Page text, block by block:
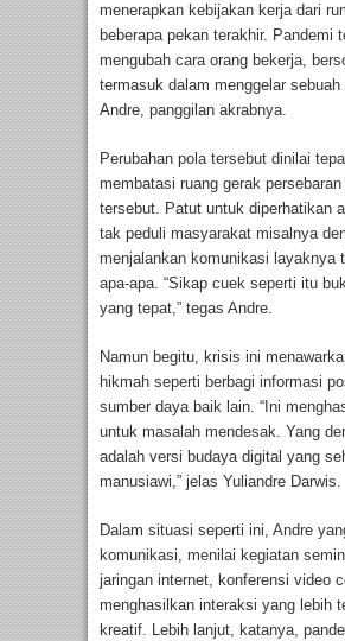
menerapkan kebijakan kerja dari
beberapa pekan terakhir. Pandemi
mengubah cara orang bekerja,
termasuk dalam menggelar sebuah
Andre, panggilan akrabnya.
Perubahan pola tersebut dinilai
membatasi ruang gerak persebaran
tersebut. Patut untuk diperhatikan
tak peduli masyarakat misalnya
menjalankan komunikasi layaknya
apa-apa. “Sikap cuek seperti itu
yang tepat,” tegas Andre.
Namun begitu, krisis ini
hikmah seperti berbagi informasi
sumber daya baik lain. “Ini
untuk masalah mendesak. Yang
adalah versi budaya digital yang
manusiawi,” jelas Yuliandre Darwis.
Dalam situasi seperti ini, Andre
komunikasi, menilai kegiatan
jaringan internet, konferensi video
menghasilkan interaksi yang lebih
kreatif. Lebih lanjut, katanya,